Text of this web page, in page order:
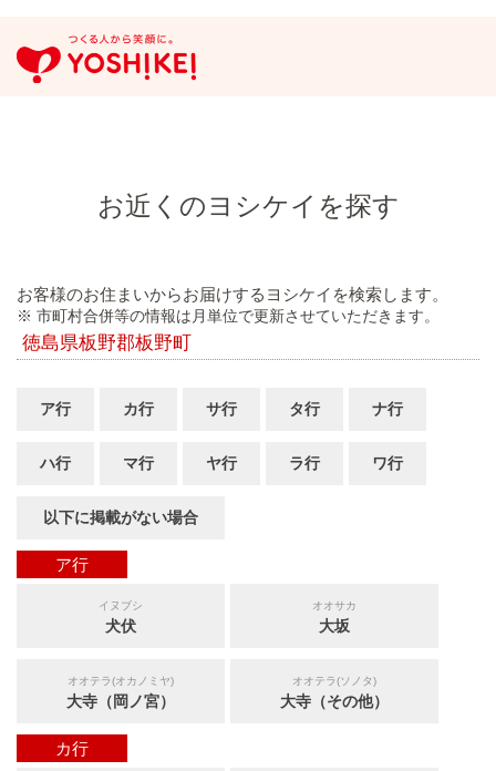
お近くのヨシケイを探す
お客様のお住まいからお届けするヨシケイを検索します。
※ 市町村合併等の情報は月単位で更新させていただきます。
徳島県板野郡板野町
ア行 カ行 サ行 タ行 ナ行
ハ行 マ行 ヤ行 ラ行 ワ行
以下に掲載がない場合
ア行
イヌブシ
犬伏
オオサカ
大坂
オオテラ(オカノミヤ)
大寺（岡ノ宮）
オオテラ(ソノタ)
大寺（その他）
カ行